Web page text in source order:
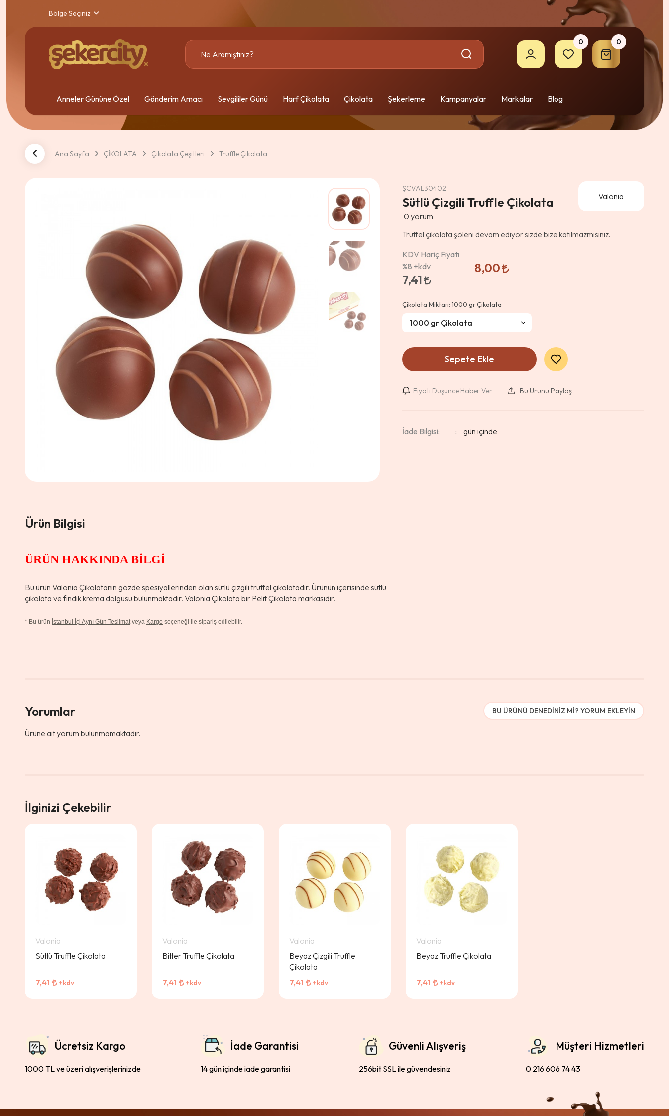
Bölge Seçiniz
0 0
Anneler Gününe Özel Gönderim Amacı Sevgililer Günü Harf Çikolata Çikolata Şekerleme Kampanyalar Markalar Blog
Ana Sayfa ÇİKOLATA Çikolata Çeşitleri Truffle Çikolata
ŞCVAL30402
Sütlü Çizgili Truffle Çikolata
0 yorum
Valonia
Truffel çikolata şöleni devam ediyor sizde bize katılmazmısınız.
KDV Hariç Fiyatı
%8 +kdv
7,41
8,00
Çikolata Miktarı:1000 gr Çikolata
Sepete Ekle
Fiyatı Düşünce Haber Ver Bu Ürünü Paylaş
İade Bilgisi:
Ürün Bilgisi
ÜRÜN HAKKINDA BİLGİ
Bu ürün Valonia Çikolatanın gözde spesiyallerinden olan sütlü çizgili truffel çikolatadır. Ürünün içerisinde sütlü
çikolata ve fındık krema dolgusu bulunmaktadır. Valonia Çikolata bir Pelit Çikolata markasıdır.
* Bu ürün İstanbul İçi Aynı Gün Teslimatveya Kargo seçeneği ile sipariş edilebilir.
Yorumlar BU ÜRÜNÜ DENEDINIZ MI? YORUM EKLEYIN
Ürüne ait yorum bulunmamaktadır.
İlginizi Çekebilir
Valonia
Sütlü Truffle Çikolata
7,41 +kdv
Valonia
Bitter Truffle Çikolata
7,41 +kdv
Valonia
Beyaz Çizgili Truffle
Çikolata
7,41
+kdv
Valonia
Beyaz Truffle Çikolata
7,41 +kdv
Ücretsiz Kargo
1000 TL ve üzeri alışverişlerinizde
İade Garantisi
14 gün içinde iade garantisi
Güvenli Alışveriş
256bit SSL ile güvendesiniz
Müşteri Hizmetleri
0 216 606 74 43